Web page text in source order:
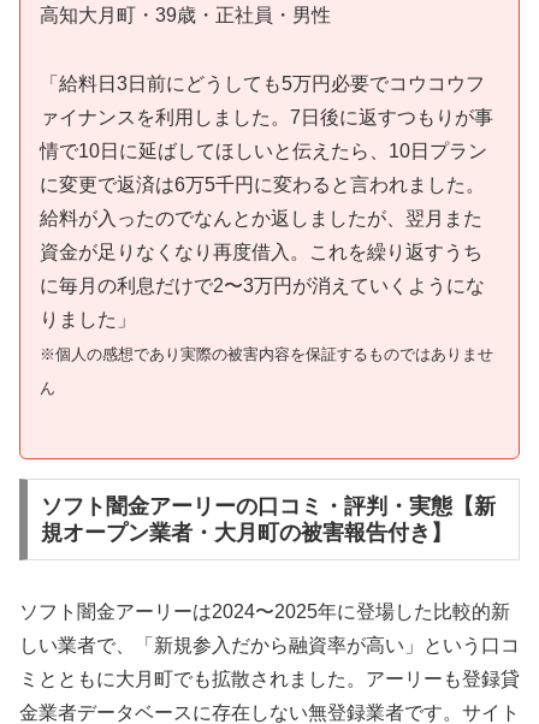
高知大月町・39歳・正社員・男性
「給料日3日前にどうしても5万円必要でコウコウフ
ァイナンスを利用しました。7日後に返すつもりが事
情で10日に延ばしてほしいと伝えたら、10日プラン
に変更で返済は6万5千円に変わると言われました。
給料が入ったのでなんとか返しましたが、翌月また
資金が足りなくなり再度借入。これを繰り返すうち
に毎月の利息だけで2〜3万円が消えていくようにな
りました」
※個人の感想であり実際の被害内容を保証するものではありませ
ん
ソフト闇金アーリーの口コミ・評判・実態【新
規オープン業者・大月町の被害報告付き】
ソフト闇金アーリーは2024〜2025年に登場した比較的新
しい業者で、「新規参入だから融資率が高い」という口コ
ミとともに大月町でも拡散されました。アーリーも登録貸
金業者データベースに存在しない無登録業者です。サイト